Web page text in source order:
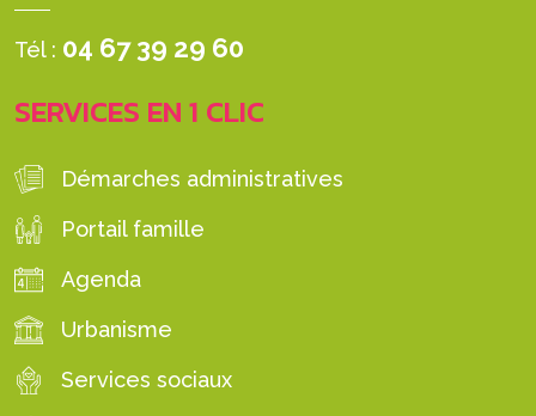
Tél : 04 67 39 29 60
SERVICES EN 1 CLIC
Démarches administratives
Portail famille
Agenda
Urbanisme
Services sociaux